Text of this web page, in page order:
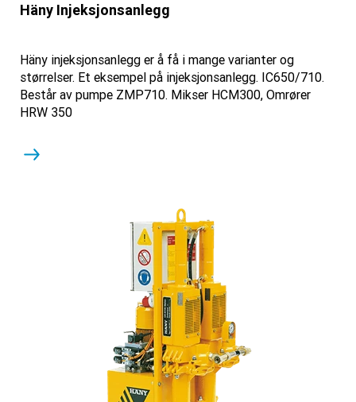
Häny Injeksjonsanlegg
Häny injeksjonsanlegg er å få i mange varianter og
størrelser. Et eksempel på injeksjonsanlegg. IC650/710.
Består av pumpe ZMP710. Mikser HCM300, Omrører
HRW 350